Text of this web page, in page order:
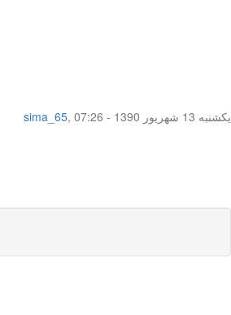
sima_65,
یکشنبه 13 شهریور 1390 - 07:26